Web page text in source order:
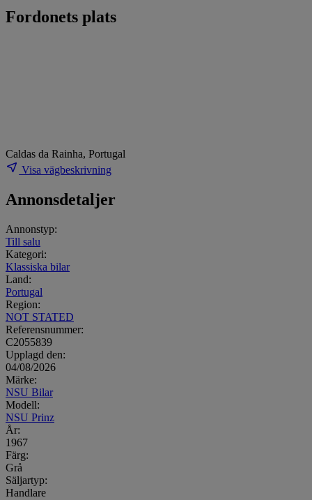
Fordonets plats
Caldas da Rainha, Portugal
Visa vägbeskrivning
Annonsdetaljer
Annonstyp:
Till salu
Kategori:
Klassiska bilar
Land:
Portugal
Region:
NOT STATED
Referensnummer:
C2055839
Upplagd den:
04/08/2026
Märke:
NSU Bilar
Modell:
NSU Prinz
År:
1967
Färg:
Grå
Säljartyp:
Handlare